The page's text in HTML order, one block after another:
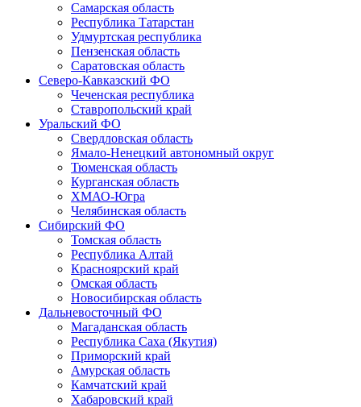
Самарская область
Республика Татарстан
Удмуртская республика
Пензенская область
Саратовская область
Северо-Кавказский ФО
Чеченская республика
Ставропольский край
Уральский ФО
Свердловская область
Ямало-Ненецкий автономный округ
Тюменская область
Курганская область
ХМАО-Югра
Челябинская область
Сибирский ФО
Томская область
Республика Алтай
Красноярский край
Омская область
Новосибирская область
Дальневосточный ФО
Магаданская область
Республика Саха (Якутия)
Приморский край
Амурская область
Камчатский край
Хабаровский край